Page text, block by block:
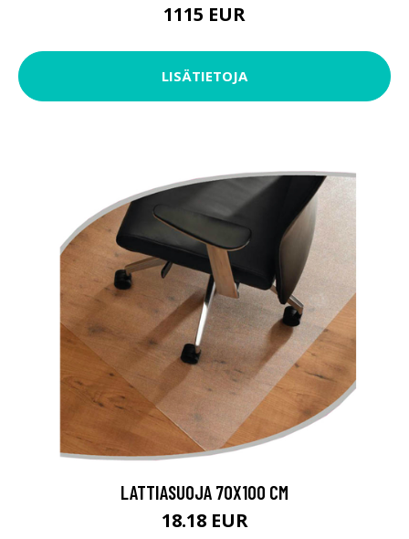
1115 EUR
LISÄTIETOJA
LATTIASUOJA 70X100 CM
18.18 EUR